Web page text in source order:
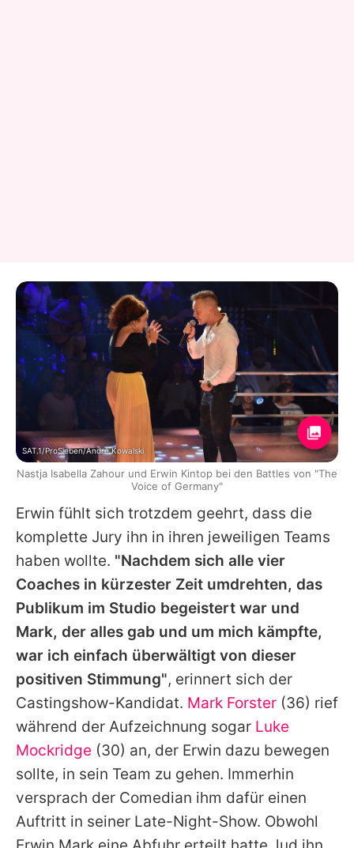
Erwin fühlt sich trotzdem geehrt, dass die
komplette Jury ihn in ihren jeweiligen Teams
haben wollte. "Nachdem sich alle vier
Coaches in kürzester Zeit umdrehten, das
Publikum im Studio begeistert war und
Mark, der alles gab und um mich kämpfte,
war ich einfach überwältigt von dieser
positiven Stimmung", erinnert sich der
Castingshow-Kandidat. Mark Forster (36) rief
während der Aufzeichnung sogar Luke
Mockridge (30) an, der Erwin dazu bewegen
sollte, in sein Team zu gehen. Immerhin
versprach der Comedian ihm dafür einen
Auftritt in seiner Late-Night-Show. Obwohl
SAT.1/ProSieben/André Kowalski
Nastja Isabella Zahour und Erwin Kintop bei den Battles von "The
Voice of Germany"